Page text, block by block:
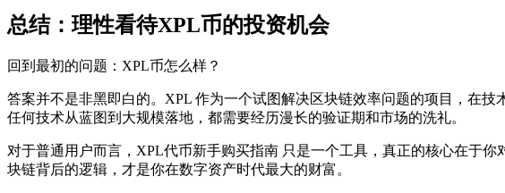
总结：理性看待XPL币的投资机会
回到最初的问题： XPL币怎么样？
答案并不是非黑即白的。XPL 作为一个试图解决区块链效率问题的项目，在
任何技术从蓝图到大规模落地，都需要经历漫长的验证期和市场的洗礼。
对于普通用户而言， XPL代币新手购买指南 只是一个工具，真正的核心在于
块链背后的逻辑，才是你在数字资产时代最大的财富。